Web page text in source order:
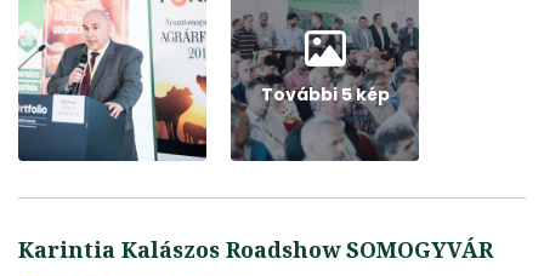
További 5 kép
Karintia Kalászos Roadshow SOMOGYVÁR